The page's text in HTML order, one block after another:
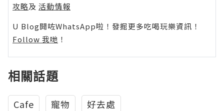
攻略及 活動情報
U Blog開咗WhatsApp啦！發掘更多吃喝玩樂資訊！
Follow 我哋 ！
相關話題
Cafe 寵物 好去處